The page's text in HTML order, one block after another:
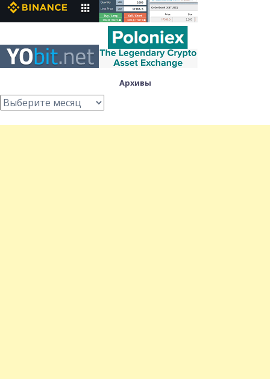
Архивы
Архивы